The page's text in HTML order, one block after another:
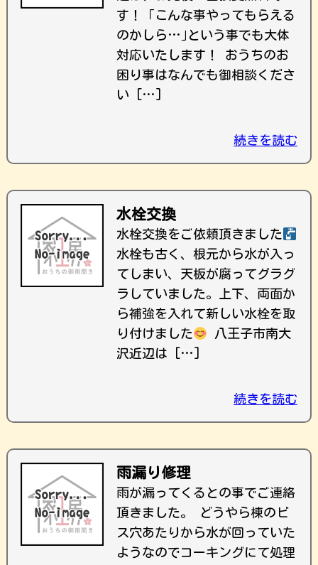
す！ ｢こんな事やってもらえる
のかしら…｣という事でも大体
対応いたします！ おうちのお
困り事はなんでも御相談くださ
い […]
続きを読む
水栓交換
水栓交換をご依頼頂きました
水栓も古く、根元から水が入っ
てしまい、天板が腐ってグラグ
ラしていました。上下、両面か
ら補強を入れて新しい水栓を取
り付けました
八王子市南大
沢近辺は […]
続きを読む
雨漏り修理
雨が漏ってくるとの事でご連絡
頂きました。 どうやら棟のビ
ス穴あたりから水が回っていた
ようなのでコーキングにて処理